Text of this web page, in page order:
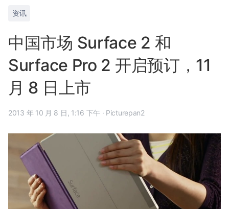
资讯
中国市场 Surface 2 和
Surface Pro 2 开启预订，11
月 8 日上市
2013 年 10 月 8 日, 1:16 下午 · Picturepan2